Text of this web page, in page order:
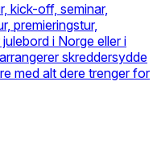
kick-off, seminar,
premieringstur,
i Norge eller i
skreddersydde
med alt dere trenger for